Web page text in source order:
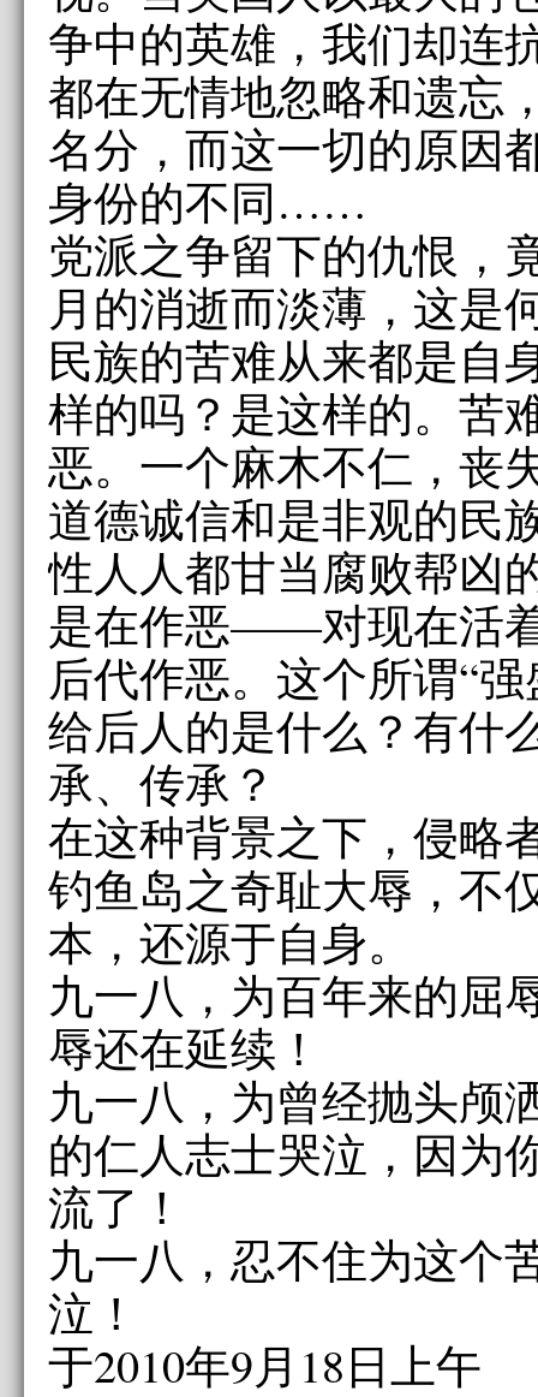
争中的英雄，我们却连
都在无情地忽略和遗忘
名分，而这一切的原因
身份的不同……
党派之争留下的仇恨，
月的消逝而淡薄，这是
民族的苦难从来都是自
样的吗？是这样的。苦
恶。一个麻木不仁，丧
道德诚信和是非观的民
性人人都甘当腐败帮凶
是在作恶——对现在活
后代作恶。这个所谓“
给后人的是什么？有什
承、传承？
在这种背景之下，侵略
钓鱼岛之奇耻大辱，不
本，还源于自身。
九一八，为百年来的屈
辱还在延续！
九一八，为曾经抛头颅
的仁人志士哭泣，因为
流了！
九一八，忍不住为这个
泣！
于2010年9月18日上午